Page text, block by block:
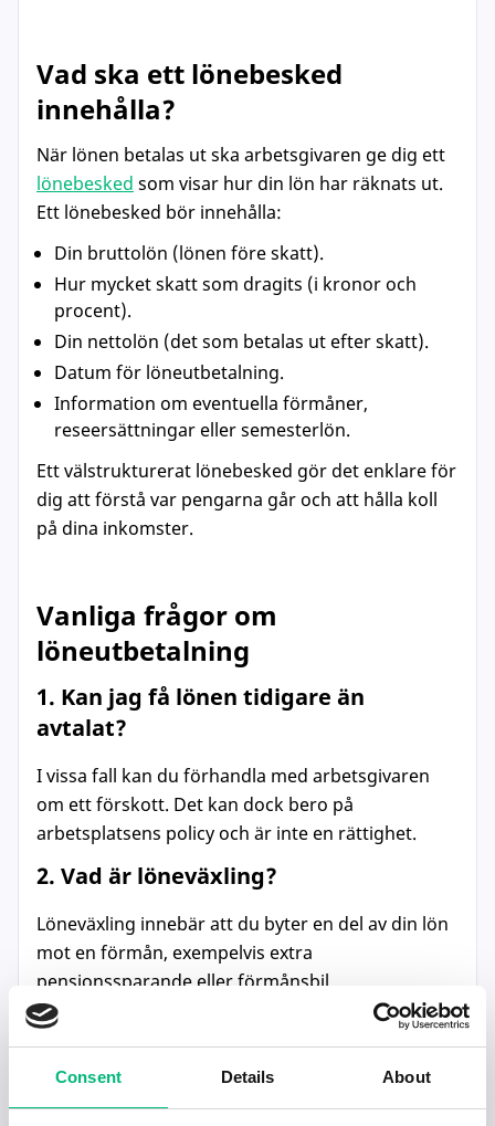
Consent Details About
Vad ska ett lönebesked
innehålla?
När lönen betalas ut ska arbetsgivaren ge dig ett
lönebesked som visar hur din lön har räknats ut.
Ett lönebesked bör innehålla:
Din bruttolön (lönen före skatt).
Hur mycket skatt som dragits (i kronor och
procent).
Din nettolön (det som betalas ut efter skatt).
Datum för löneutbetalning.
Information om eventuella förmåner,
reseersättningar eller semesterlön.
Ett välstrukturerat lönebesked gör det enklare för
dig att förstå var pengarna går och att hålla koll
på dina inkomster.
Vanliga frågor om
löneutbetalning
1. Kan jag få lönen tidigare än
avtalat?
I vissa fall kan du förhandla med arbetsgivaren
om ett förskott. Det kan dock bero på
arbetsplatsens policy och är inte en rättighet.
2. Vad är löneväxling?
Löneväxling innebär att du byter en del av din lön
mot en förmån, exempelvis extra
pensionssparande eller förmånsbil.
3. Vad händer om lönen inte betalas
ut i tid?
Om arbetsgivaren inte betalar ut lönen i tid kan